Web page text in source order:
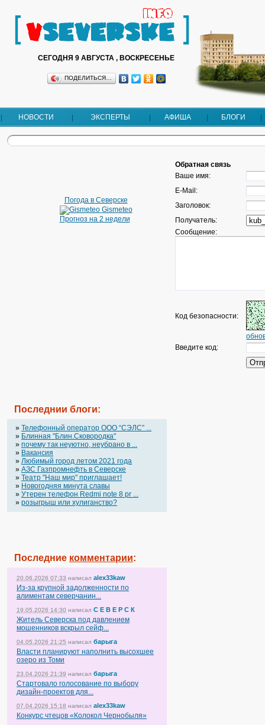
СЕГОДНЯ 9 АВГУСТА , ВОСКРЕСЕНЬЕ
ПОДЕЛИТЬСЯ…
НОВОСТИ ЭКСПЕРТЫ АФИША БЛОГИ
Погода в Северске
Gismeteo
Прогноз на 2 недели
Последнии блоги:
» Телефонный оператор OOO “СЭЛС” ...
» Блинная "Блин.Сковородка"
» почему так неуютно, неубрано в ...
» Вакансия
» Любимый город летом 2021 года
» АЗС Газпромнефть в Северске
» Театр "Наш мир" приглашает!
» Новогодняя минута славы
» Утерен телефон Redmi note 8 pr ...
» розыгрыш или хулиганство?
Последние комментарии:
20.06.2026 07:33 написал alex33kaw
Из-за крупной задолженности по
алиментам северчанин...
19.05.2026 14:30 написал С Е В Е Р С К
Житель Северска под давлением
мошенников вскрыл сейф...
04.05.2026 21:25 написал барыга
Власти планируют наполнить высохшее
озеро из Томи
23.04.2026 21:39 написал барыга
Стартовало голосование по выбору
дизайн-проектов для...
07.04.2026 15:18 написал alex33kaw
Конкурс чтецов «Колокол Чернобыля»
Обратная связь
Ваше имя:
E-Mail:
Заголовок:
Получатель:
Сообщение:
Код безопасности:
Введите код: